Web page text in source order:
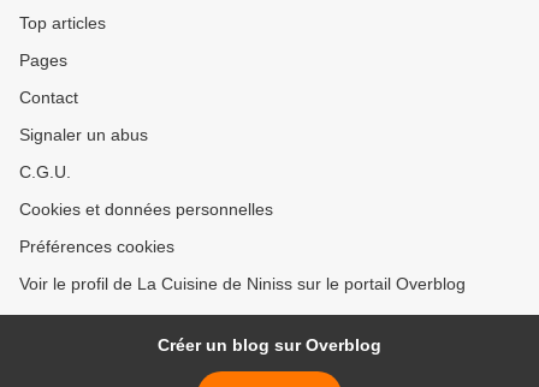
Top articles
Pages
Contact
Signaler un abus
C.G.U.
Cookies et données personnelles
Préférences cookies
Voir le profil de La Cuisine de Niniss sur le portail Overblog
Créer un blog sur Overblog